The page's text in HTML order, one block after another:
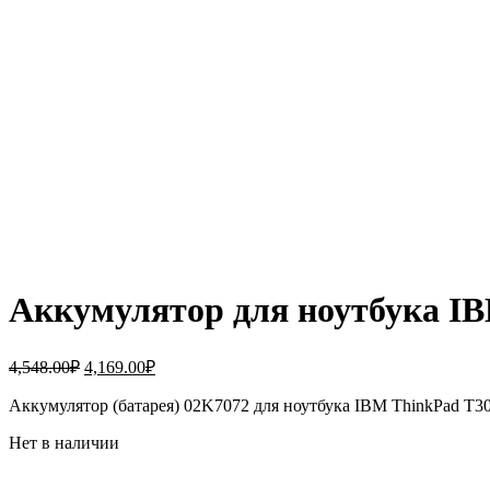
Аккумулятор для ноутбука
4,548.00₽ Первоначальная
составляла
4,169.00₽Текущая
4,169.00₽.
Аккумулятор (батарея) 02K7072 для ноутбука IBM ThinkPad
Нет в наличии